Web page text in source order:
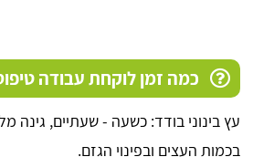
כמה זמן לוקחת עבודה
עץ בינוני בודד: כשעה - שעתיים, גינה
בכמות העצים ובפינוי הגזם.